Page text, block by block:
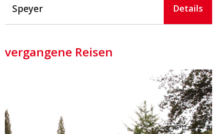
Speyer Details
vergangene Reisen